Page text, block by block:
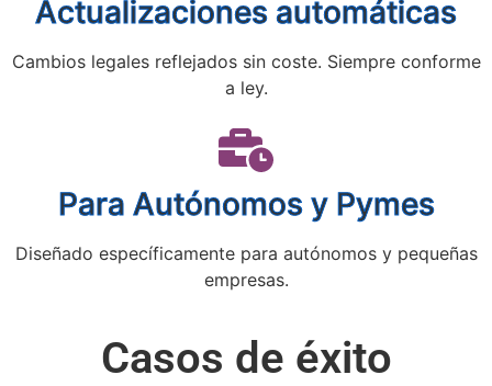
Actualizaciones automáticas
Cambios legales reflejados sin coste. Siempre conforme
a ley.
Para Autónomos y Pymes
Diseñado específicamente para autónomos y pequeñas
empresas.
Casos de éxito